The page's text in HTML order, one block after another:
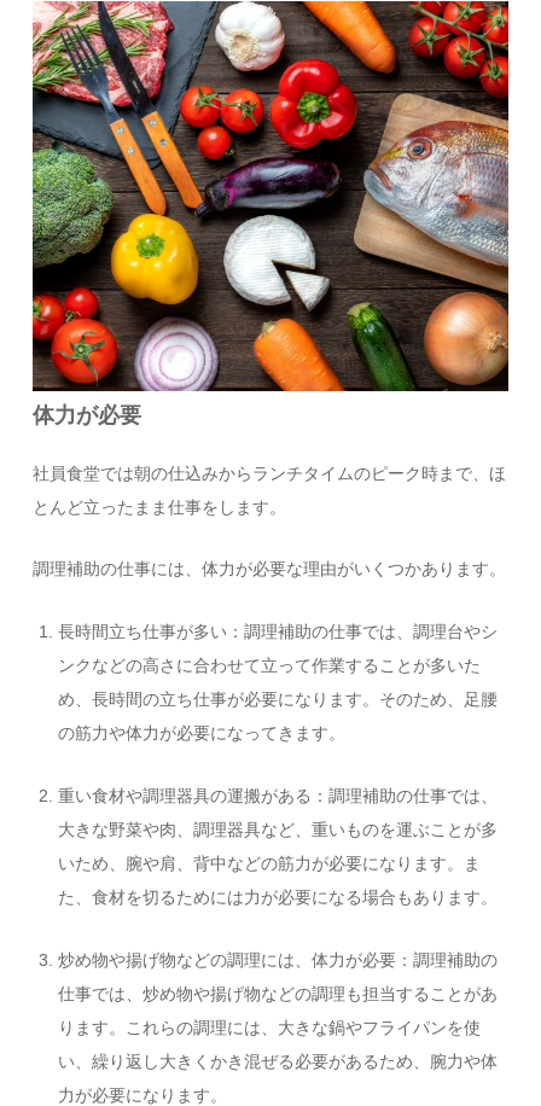
体力が必要
社員食堂では朝の仕込みからランチタイムのピーク時まで、ほ
とんど立ったまま仕事をします。
調理補助の仕事には、体力が必要な理由がいくつかあります。
長時間立ち仕事が多い：調理補助の仕事では、調理台やシ
ンクなどの高さに合わせて立って作業することが多いた
め、長時間の立ち仕事が必要になります。そのため、足腰
の筋力や体力が必要になってきます。
重い食材や調理器具の運搬がある：調理補助の仕事では、
大きな野菜や肉、調理器具など、重いものを運ぶことが多
いため、腕や肩、背中などの筋力が必要になります。ま
た、食材を切るためには力が必要になる場合もあります。
炒め物や揚げ物などの調理には、体力が必要：調理補助の
仕事では、炒め物や揚げ物などの調理も担当することがあ
ります。これらの調理には、大きな鍋やフライパンを使
い、繰り返し大きくかき混ぜる必要があるため、腕力や体
力が必要になります。